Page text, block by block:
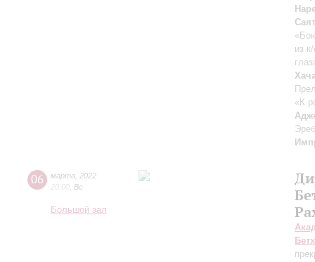
из
«К
06 марта
2022
20:00 Вс
Большой зал